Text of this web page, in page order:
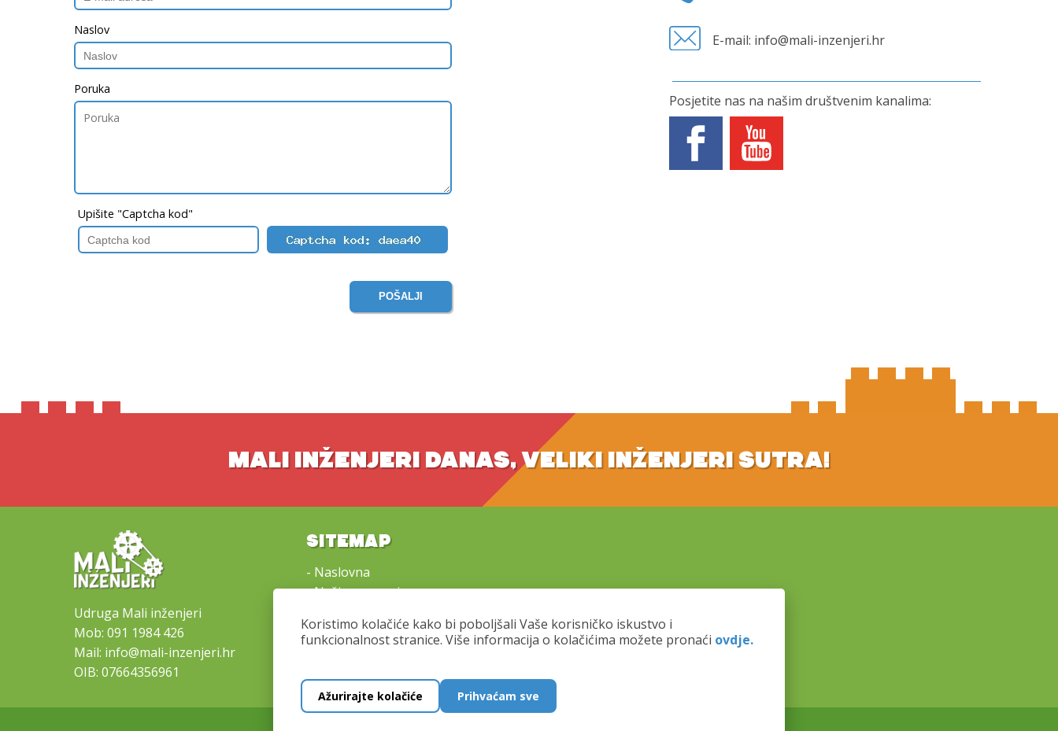
Naslov
Poruka
Upišite "Captcha kod"
E-mail: info@mali-inzenjeri.hr
Posjetite nas na našim društvenim kanalima:
Koristimo kolačiće kako bi poboljšali Vaše korisničko iskustvo i
funkcionalnost stranice. Više informacija o kolačićima možete pronaći ovdje.
Ažurirajte kolačiće Prihvaćam sve
MALI INŽENJERI DANAS, VELIKI INŽENJERI SUTRA!
Udruga Mali inženjeri
Mob: 091 1984 426
Mail: info@mali-inzenjeri.hr
OIB: 07664356961
SITEMAP
- Naslovna
-Naši programi
-Kontaktirajte nas